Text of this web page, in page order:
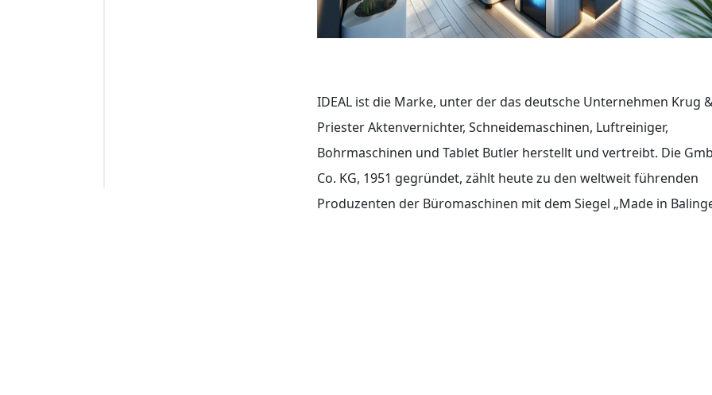
IDEAL ist die Marke, unter der das deutsche Unternehmen Krug
Priester Aktenvernichter, Schneidemaschinen, Luftreiniger,
Bohrmaschinen und Tablet Butler herstellt und vertreibt. Die
Co. KG, 1951 gegründet, zählt heute zu den weltweit führenden
Produzenten der Büromaschinen mit dem Siegel „Made in